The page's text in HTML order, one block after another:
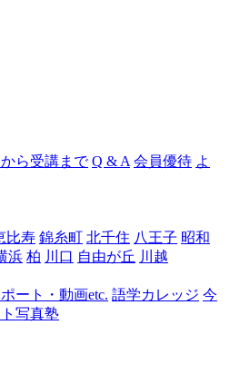
ャ
窪
から受講まで Q & A 会員優待 よ
比寿 錦糸町 北千住 八王子 昭和
浜 柏 川口 自由が丘 川越
ート・動画etc. 語学カレッジ 今
写真塾